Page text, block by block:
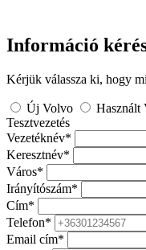
Információ
Kérjük válassza ki, hogy
Új Volvo Használt
Tesztvezetés
Vezetéknév*
Keresztnév*
Város*
Irányítószám*
Cím*
Telefon*
Email cím*